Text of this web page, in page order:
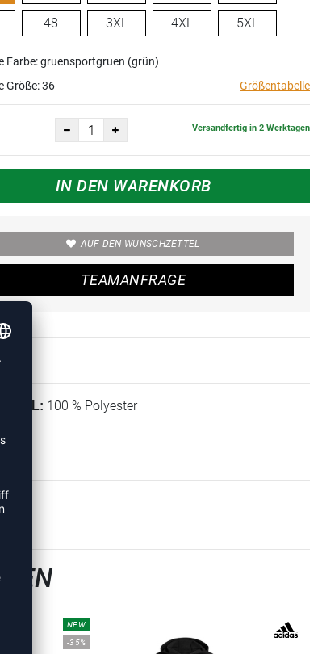
48 3XL 4XL 5XL
Farbe: gruensportgruen (grün)
Größe:36 Größentabelle
Versandfertig in 2 Werktagen
IN DEN WARENKORB
AUF DEN WUNSCHZETTEL
TEAMANFRAGE
100 % Polyester
NEW
-35%